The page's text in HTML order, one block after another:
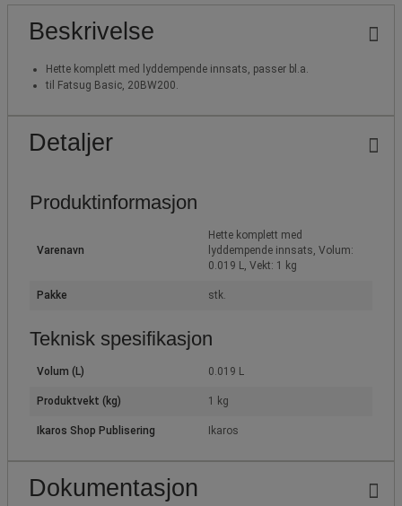
Beskrivelse
Hette komplett med lyddempende innsats, passer bl.a.
til Fatsug Basic, 20BW200.
Detaljer
Produktinformasjon
Varenavn
Hette komplett med
lyddempende innsats, Volum:
0.019 L, Vekt: 1 kg
Pakke stk.
Teknisk spesifikasjon
Volum (L) 0.019 L
Produktvekt (kg) 1 kg
Ikaros Shop Publisering Ikaros
Dokumentasjon